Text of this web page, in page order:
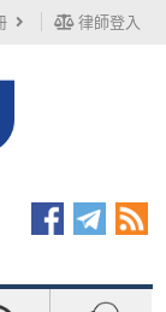
律師登入